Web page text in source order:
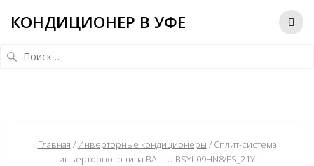
КОНДИЦИОНЕР В УФЕ
Главная / Инверторные кондиционеры / Сплит-система
инверторного типа BALLU BSYI-09HN8/ES_21Y